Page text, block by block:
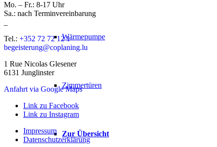
Wärmepumpe
Zimmertüren
Zur Übersicht
Mo. – Fr.: 8-17 Uhr
Sa.: nach Terminvereinbarung
Tel.: +352 72 72 12 1
begeisterung@coplaning.lu
1 Rue Nicolas Glesener
6131 Junglinster
Anfahrt via Google Maps
Link zu Facebook
Link zu Instagram
Impressum
Datenschutzerklärung